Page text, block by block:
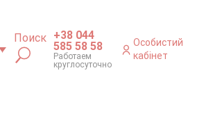
Поиск +38 044
585 58 58
Работаем
круглосуточно
Особистий
кабінет